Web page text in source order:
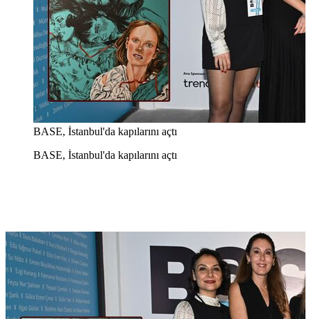
BASE, İstanbul'da kapılarını açtı
BASE, İstanbul'da kapılarını açtı